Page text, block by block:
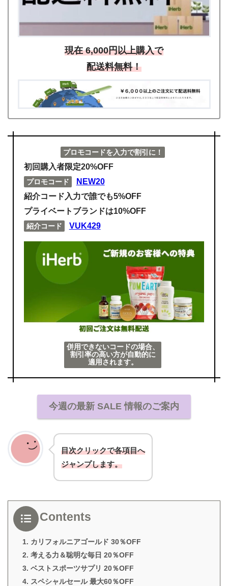
現在 6,000円以上購入で
配送料無料！
プロモコードを入力で割引に！
初回購入者限定20%OFF
プロモコード
NEW20
紹介コード入力で誰でも5%OFF
プライベートブランドは10%OFF
紹介コード VUK429
併用できないコードの場合、
割引率の高い方が自動的に
適用されます。
今週の最新 SALE 情報のご案内
目次クリックで各項目へ
ジャンプします。
Contents
1. カリフォルニアゴールド 30％OFF
2. 考える力＆聡明な毎日 20％OFF
3. ベストスポーツサプリ 20％OFF
4. スペシャルセール 最大60％OFF